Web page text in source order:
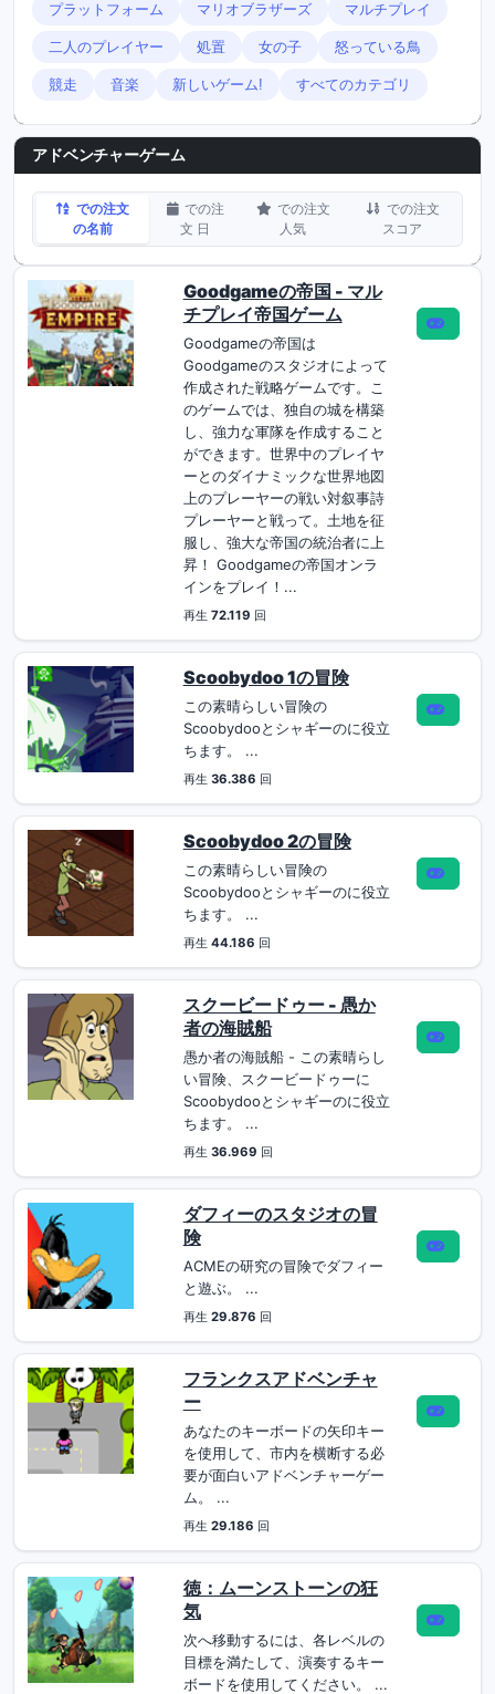
プラットフォーム マリオブラザーズ マルチプレイ
二人のプレイヤー 処置 女の子 怒っている鳥
競走 音楽 新しいゲーム! すべてのカテゴリ
アドベンチャーゲーム
での注文
の名前
での注
文 日
での注文
人気
での注文
スコア
Goodgameの帝国 - マル
チプレイ帝国ゲーム
Goodgameの帝国は
Goodgameのスタジオによって
作成された戦略ゲームです。こ
のゲームでは、独自の城を構築
し、強力な軍隊を作成すること
ができます。世界中のプレイヤ
ーとのダイナミックな世界地図
上のプレーヤーの戦い対叙事詩
プレーヤーと戦って。土地を征
服し、強大な帝国の統治者に上
昇！ Goodgameの帝国オンラ
インをプレイ！...
再生 72.119 回
Scoobydoo 1の冒険
この素晴らしい冒険の
Scoobydooとシャギーのに役立
ちます。 ...
再生 36.386 回
Scoobydoo 2の冒険
この素晴らしい冒険の
Scoobydooとシャギーのに役立
ちます。 ...
再生 44.186 回
スクービードゥー - 愚か
者の海賊船
愚か者の海賊船 - この素晴らし
い冒険、スクービードゥーに
Scoobydooとシャギーのに役立
ちます。 ...
再生 36.969 回
ダフィーのスタジオの冒
険
ACMEの研究の冒険でダフィー
と遊ぶ。 ...
再生 29.876 回
フランクスアドベンチャ
ー
あなたのキーボードの矢印キー
を使用して、市内を横断する必
要が面白いアドベンチャーゲー
ム。 ...
再生 29.186 回
徳：ムーンストーンの狂
気
次へ移動するには、各レベルの
目標を満たして、演奏するキー
ボードを使用してください。 ...